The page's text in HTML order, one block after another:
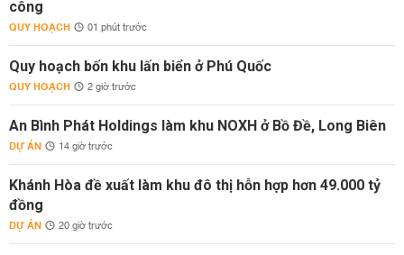
công
QUY HOẠCH 01 phút trước
Quy hoạch bốn khu lấn biển ở Phú Quốc
QUY HOẠCH 2 giờ trước
An Bình Phát Holdings làm khu NOXH ở Bồ Đề, Long Biên
DỰ ÁN 14 giờ trước
Khánh Hòa đề xuất làm khu đô thị hỗn hợp hơn 49.000 tỷ
đồng
DỰ ÁN 20 giờ trước